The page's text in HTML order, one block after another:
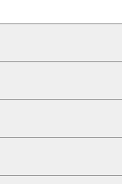
ンス検索
合わせたサポートコン
連会社
ティ
ンス通報窓口